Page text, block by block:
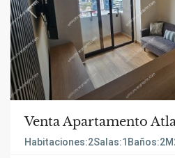
Previous
Venta Apartamento
Habitaciones:2Salas:1 Baños:2